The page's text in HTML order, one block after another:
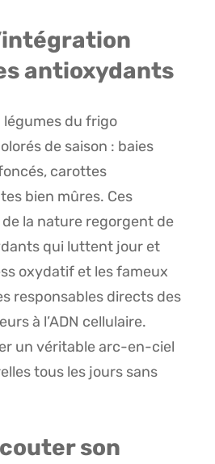
antioxydants
légumes du frigo
de saison : baies
carottes
bien mûres. Ces
la nature regorgent de
qui luttent jour et
oxydatif et les fameux
responsables directs des
à l’ADN cellulaire.
un véritable arc-en-ciel
tous les jours sans
son